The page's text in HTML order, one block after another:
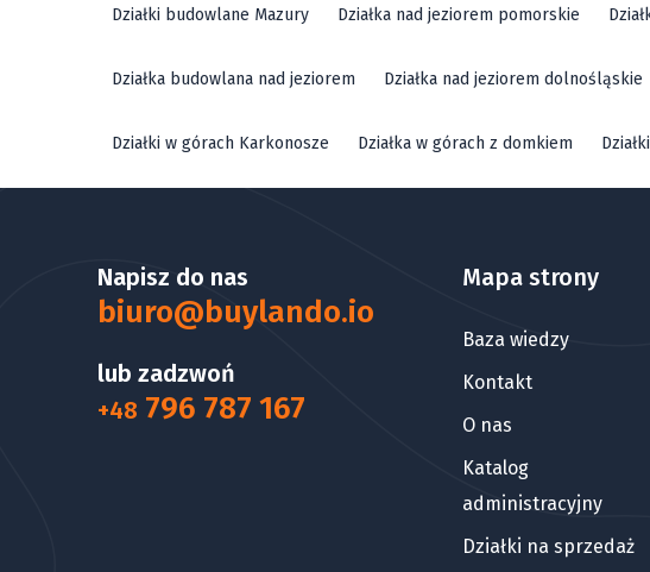
Działki budowlane Mazury Działka nad jeziorem pomorskie
Działka budowlana nad jeziorem Działka nad jeziorem dolnośląskie
Działki w górach Karkonosze Działka w górach z domkiem
Napisz do nas
biuro@buylando.io
lub zadzwoń
+48 796 787 167
Mapa strony
Baza wiedzy
Kontakt
O nas
Katalog
administracyjny
Działki na sprzedaż